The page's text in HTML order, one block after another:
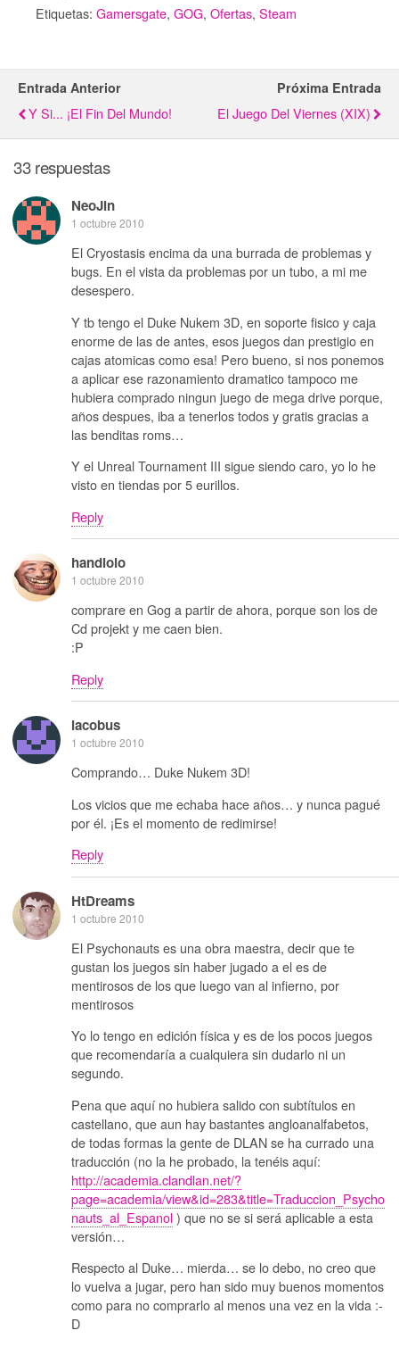
Etiquetas: Gamersgate, GOG, Ofertas, Steam
Entrada Anterior
Y Si... ¡el Fin Del Mundo!
Próxima Entrada
El Juego Del Viernes (XIX)
33 respuestas
NeoJin
1 octubre 2010
El Cryostasis encima da una burrada de problemas y
bugs. En el vista da problemas por un tubo, a mi me
desespero.
Y tb tengo el Duke Nukem 3D, en soporte fisico y caja
enorme de las de antes, esos juegos dan prestigio en
cajas atomicas como esa! Pero bueno, si nos ponemos
a aplicar ese razonamiento dramatico tampoco me
hubiera comprado ningun juego de mega drive porque,
años despues, iba a tenerlos todos y gratis gracias a
las benditas roms…
Y el Unreal Tournament III sigue siendo caro, yo lo he
visto en tiendas por 5 eurillos.
Reply
handlolo
1 octubre 2010
comprare en Gog a partir de ahora, porque son los de
Cd projekt y me caen bien.
:P
Reply
iacobus
1 octubre 2010
Comprando… Duke Nukem 3D!
Los vicios que me echaba hace años… y nunca pagué
por él. ¡Es el momento de redimirse!
Reply
HtDreams
1 octubre 2010
El Psychonauts es una obra maestra, decir que te
gustan los juegos sin haber jugado a el es de
mentirosos de los que luego van al infierno, por
mentirosos
Yo lo tengo en edición física y es de los pocos juegos
que recomendaría a cualquiera sin dudarlo ni un
segundo.
Pena que aquí no hubiera salido con subtítulos en
castellano, que aun hay bastantes angloanalfabetos,
de todas formas la gente de DLAN se ha currado una
traducción (no la he probado, la tenéis aquí:
http://academia.clandlan.net/?
page=academia/view&id=283&title=Traduccion_Psycho
nauts_al_Espanol) que no se si será aplicable a esta
versión…
Respecto al Duke… mierda… se lo debo, no creo que
lo vuelva a jugar, pero han sido muy buenos momentos
como para no comprarlo al menos una vez en la vida :-
D